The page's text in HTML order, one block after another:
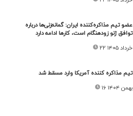
عضو تیم مذاکره‌کننده ایران: گمانه‌زنی‌ها درباره
توافق ژنو زودهنگام است، کارها ادامه دارد
۲۲ خرداد ۱۴۰۵
تیم مذاکره کننده آمریکا وارد مسقط شد
۱۶ بهمن ۱۴۰۴